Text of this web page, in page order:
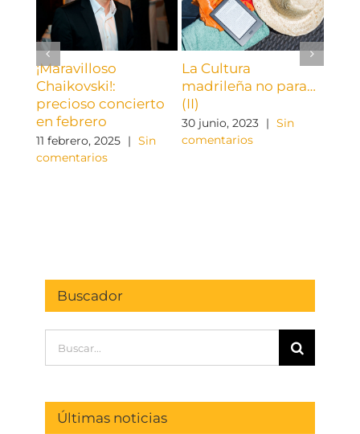
¡Maravilloso
Chaikovski!:
precioso concierto
en febrero
11 febrero, 2025 | Sin
comentarios
La Cultura
madrileña no para…
(II)
30 junio, 2023 | Sin
comentarios
Buscador
Últimas noticias